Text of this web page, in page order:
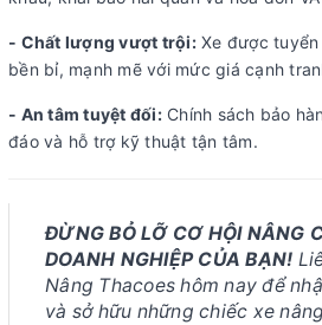
- Chất lượng vượt trội:Xe được tuyển
bền bỉ, mạnh mẽ với mức giá cạnh
- An tâm tuyệt đối:Chính sách bảo
đáo và hỗ trợ kỹ thuật tận tâm.
ĐỪNG BỎ LỠ CƠ HỘI NÂNG
DOANH NGHIỆP CỦA BẠN!
Nâng Thacoes hôm nay để
và sở hữu những chiếc xe